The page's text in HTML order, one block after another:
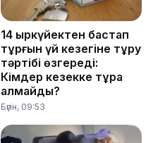
14 қыркүйектен бастап
тұрғын үй кезегіне тұру
тәртібі өзгереді:
Кімдер кезекке тұра
алмайды?
Бүгін, 09:53